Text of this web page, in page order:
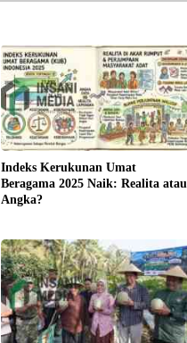
Indeks Kerukunan Umat
Beragama 2025 Naik: Realita atau
Angka?